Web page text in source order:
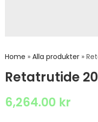
Home » Alla produkter »
Retatrutide
6,264.00 kr